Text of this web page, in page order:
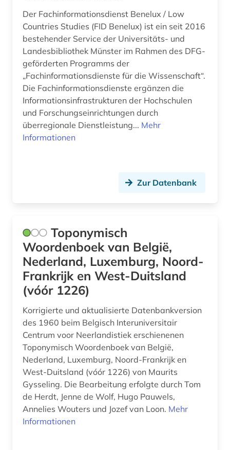
Saarland (1)
Schweden (1)
Schweiz (4)
Spanien (1)
Der Fachinformationsdienst Benelux / Low
Countries Studies (FID Benelux) ist ein seit 2016
bestehender Service der Universitäts- und
Landesbibliothek Münster im Rahmen des DFG-
geförderten Programms der
„Fachinformationsdienste für die Wissenschaft“.
Die Fachinformationsdienste ergänzen die
Informationsinfrastrukturen der Hochschulen
und Forschungseinrichtungen durch
überregionale Dienstleistung... Mehr
Informationen
Zur Datenbank
Toponymisch
Woordenboek van België,
Nederland, Luxemburg, Noord-
Frankrijk en West-Duitsland
(vóór 1226)
Korrigierte und aktualisierte Datenbankversion
des 1960 beim Belgisch Interuniversitair
Centrum voor Neerlandistiek erschienenen
Toponymisch Woordenboek van België,
Nederland, Luxemburg, Noord-Frankrijk en
West-Duitsland (vóór 1226) von Maurits
Gysseling. Die Bearbeitung erfolgte durch Tom
de Herdt, Jenne de Wolf, Hugo Pauwels,
Annelies Wouters und Jozef van Loon. Mehr
Informationen